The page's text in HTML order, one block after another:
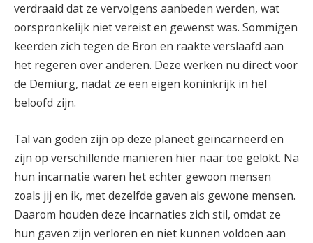
verdraaid dat ze vervolgens aanbeden werden, wat
oorspronkelijk niet vereist en gewenst was. Sommigen
keerden zich tegen de Bron en raakte verslaafd aan
het regeren over anderen. Deze werken nu direct voor
de Demiurg, nadat ze een eigen koninkrijk in hel
beloofd zijn.
Tal van goden zijn op deze planeet geïncarneerd en
zijn op verschillende manieren hier naar toe gelokt. Na
hun incarnatie waren het echter gewoon mensen
zoals jij en ik, met dezelfde gaven als gewone mensen.
Daarom houden deze incarnaties zich stil, omdat ze
hun gaven zijn verloren en niet kunnen voldoen aan